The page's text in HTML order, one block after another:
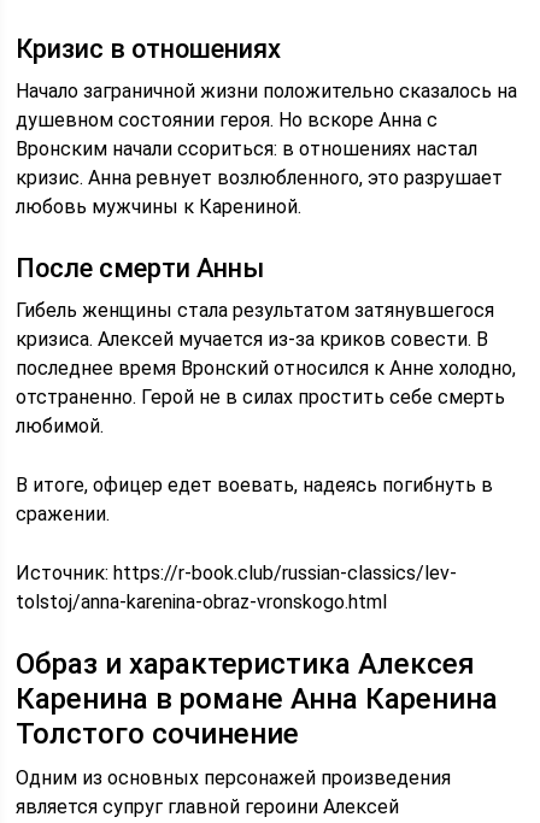
Кризис в отношениях
Начало заграничной жизни положительно сказалось на
душевном состоянии героя. Но вскоре Анна с
Вронским начали ссориться: в отношениях настал
кризис. Анна ревнует возлюбленного, это разрушает
любовь мужчины к Карениной.
После смерти Анны
Гибель женщины стала результатом затянувшегося
кризиса. Алексей мучается из-за криков совести. В
последнее время Вронский относился к Анне холодно,
отстраненно. Герой не в силах простить себе смерть
любимой.
В итоге, офицер едет воевать, надеясь погибнуть в
сражении.
Источник:https://r-book.club/russian-classics/lev-
tolstoj/anna-karenina-obraz-vronskogo.html
Образ и характеристика Алексея
Каренина в романе Анна Каренина
Толстого сочинение
Одним из основных персонажей произведения
является супруг главной героини Алексей